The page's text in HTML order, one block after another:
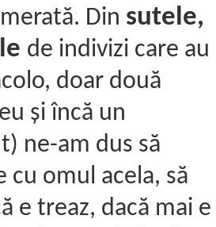
Din sutele,
de indivizi care au
doar două
și încă un
ne-am dus să
cu omul acela, să
e treaz, dacă mai e